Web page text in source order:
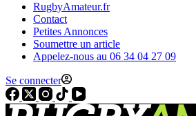
RugbyAmateur.fr
Contact
Petites Annonces
Soumettre un article
Appelez-nous au 06 34 04 27 09
Se connecter